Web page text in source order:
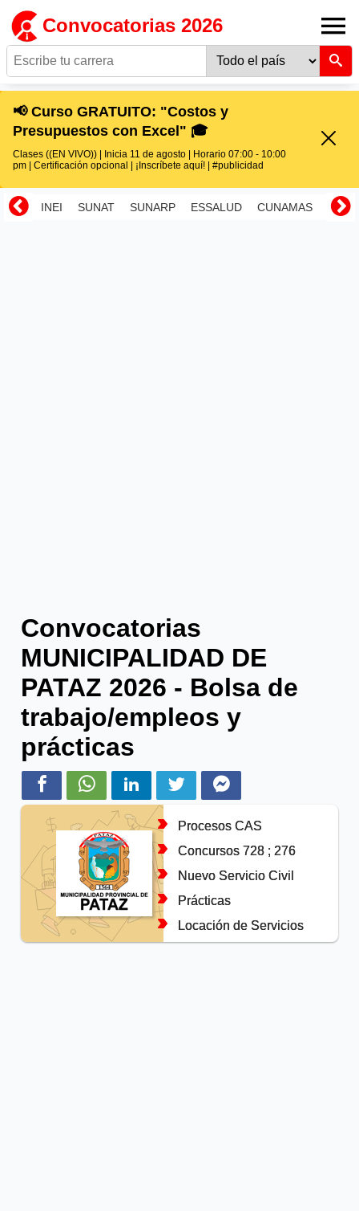
Convocatorias 2026
📢 Curso GRATUITO: "Costos y
Presupuestos con Excel" 🎓
Clases ((EN VIVO)) | Inicia 11 de agosto | Horario 07:00 - 10:00
pm | Certificación opcional | ¡Inscríbete aquí! | #publicidad
INEI SUNAT SUNARP ESSALUD CUNAMAS
Convocatorias
MUNICIPALIDAD DE
PATAZ 2026 - Bolsa de
trabajo/empleos y
prácticas
Procesos CAS
Concursos 728 ; 276
Nuevo Servicio Civil
Prácticas
Locación de Servicios